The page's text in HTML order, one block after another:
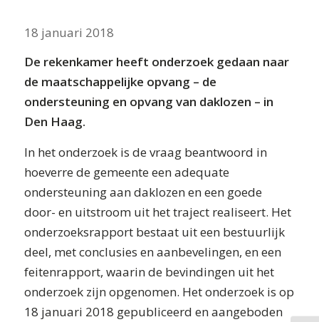
18 januari 2018
De rekenkamer heeft onderzoek gedaan naar
de maatschappelijke opvang – de
ondersteuning en opvang van daklozen – in
Den Haag.
In het onderzoek is de vraag beantwoord in
hoeverre de gemeente een adequate
ondersteuning aan daklozen en een goede
door- en uitstroom uit het traject realiseert. Het
onderzoeksrapport bestaat uit een bestuurlijk
deel, met conclusies en aanbevelingen, en een
feitenrapport, waarin de bevindingen uit het
onderzoek zijn opgenomen. Het onderzoek is op
18 januari 2018 gepubliceerd en aangeboden